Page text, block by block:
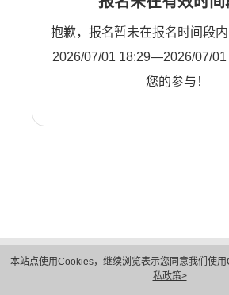
本站点使用Cookies，继续浏览表示您同意我们使用
私政策>
抱歉，报名暂未在报名时间段
2026/07/01 18:29—2026/07/01
您的参与！
隐私保护
法律声明